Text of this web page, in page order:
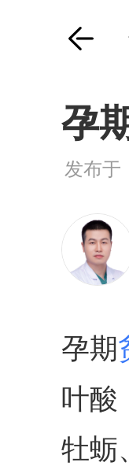
孕
发布于
孕期
叶酸
牡蛎